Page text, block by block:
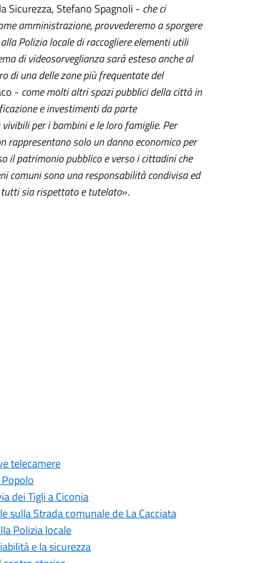
Sicurezza, Stefano Spagnoli - che ci
amministrazione, provvederemo a sporgere
Polizia locale di raccogliere elementi utili
di videosorveglianza sarà esteso anche al
di una delle zone più frequentate del
- come molti altri spazi pubblici della città in
e investimenti da parte
per i bambini e le loro famiglie. Per
rappresentano solo un danno economico per
il patrimonio pubblico e verso i cittadini che
comuni sono una responsabilità condivisa ed
tutti sia rispettato e tutelato».
telecamere
dei Tigli a Ciconia
sulla Strada comunale de La Cacciata
Polizia locale
e la sicurezza